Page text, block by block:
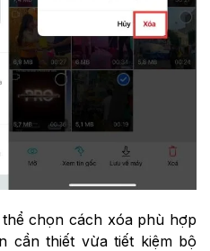
chọn cách xóa phù hợp
cần thiết vừa tiết kiệm bộ